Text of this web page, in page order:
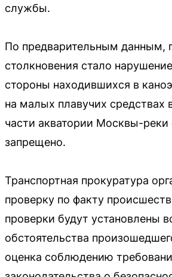
службы.
По предварительным данным,
столкновения стало
стороны находившихся в
на малых плавучих средствах
части акватории Москвы-реки
запрещено.
Транспортная прокуратура
проверку по факту
проверки будут установлены
обстоятельства
оценка соблюдению